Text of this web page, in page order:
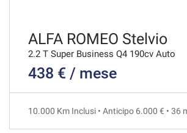
ALFA ROMEO Stelvio
2.2 T Super Business Q4 190cv Auto
438 € / mese
10.000 Km Inclusi • Anticipo 6.000 € • 36